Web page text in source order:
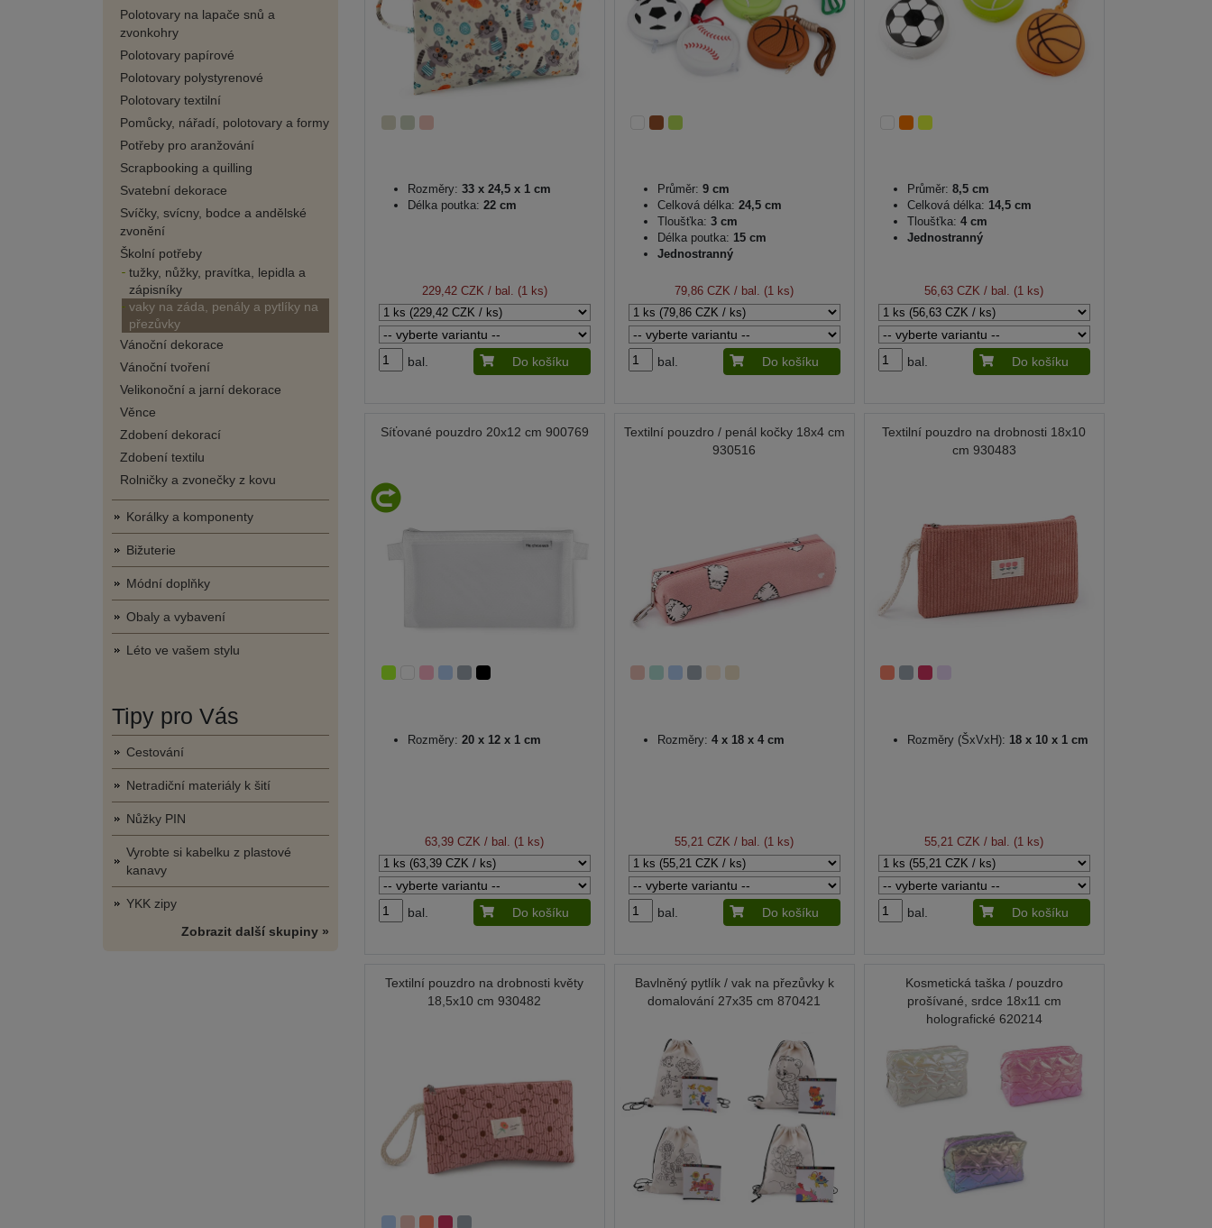
Polotovary na lapače snů a
zvonkohry
Polotovary papírové
Polotovary polystyrenové
Polotovary textilní
Pomůcky, nářadí, polotovary a formy
Potřeby pro aranžování
Scrapbooking a quilling
Svatební dekorace
Svíčky, svícny, bodce a andělské
zvonění
Školní potřeby
tužky, nůžky, pravítka, lepidla a
zápisníky
vaky na záda, penály a pytlíky na
přezůvky
Vánoční dekorace
Vánoční tvoření
Velikonoční a jarní dekorace
Věnce
Zdobení dekorací
Zdobení textilu
Rolničky a zvonečky z kovu
Korálky a komponenty
Bižuterie
Módní doplňky
Obaly a vybavení
Léto ve vašem stylu
Tipy pro Vás
Cestování
Netradiční materiály k šití
Nůžky PIN
Vyrobte si kabelku z plastové
kanavy
YKK zipy
Zobrazit další skupiny »
Rozměry: 33 x 24,5 x 1 cm
Délka poutka: 22 cm
229,42 CZK / bal. (1 ks)
bal. Do košíku
Průměr: 9 cm
Celková délka: 24,5 cm
Tloušťka: 3 cm
Délka poutka: 15 cm
Jednostranný
79,86 CZK / bal. (1 ks)
bal. Do košíku
Průměr: 8,5 cm
Celková délka: 14,5 cm
Tloušťka: 4 cm
Jednostranný
56,63 CZK / bal. (1 ks)
bal. Do košíku
Síťované pouzdro 20x12 cm 900769
Rozměry: 20 x 12 x 1 cm
63,39 CZK / bal. (1 ks)
bal. Do košíku
Textilní pouzdro / penál kočky 18x4 cm
930516
Rozměry: 4 x 18 x 4 cm
55,21 CZK / bal. (1 ks)
bal. Do košíku
Textilní pouzdro na drobnosti 18x10
cm 930483
Rozměry (ŠxVxH): 18 x 10 x 1 cm
55,21 CZK / bal. (1 ks)
bal. Do košíku
Textilní pouzdro na drobnosti květy
18,5x10 cm 930482
Bavlněný pytlík / vak na přezůvky k
domalování 27x35 cm 870421
Kosmetická taška / pouzdro
prošívané, srdce 18x11 cm
holografické 620214